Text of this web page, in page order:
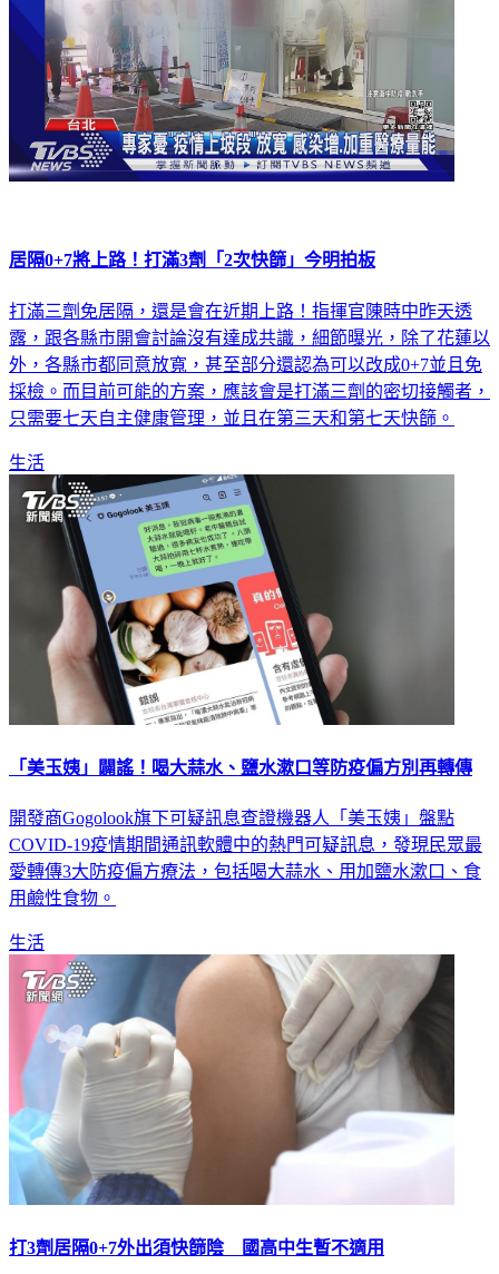
居隔0+7將上路！打滿3劑「2次快篩」今明拍板
打滿三劑免居隔，還是會在近期上路！指揮官陳時中昨天透
露，跟各縣市開會討論沒有達成共識，細節曝光，除了花蓮以
外，各縣市都同意放寬，甚至部分還認為可以改成0+7並且免
採檢。而目前可能的方案，應該會是打滿三劑的密切接觸者，
只需要七天自主健康管理，並且在第三天和第七天快篩。
生活
「美玉姨」闢謠！喝大蒜水、鹽水漱口等防疫偏方別再轉傳
開發商Gogolook旗下可疑訊息查證機器人「美玉姨」盤點
COVID-19疫情期間通訊軟體中的熱門可疑訊息，發現民眾最
愛轉傳3大防疫偏方療法，包括喝大蒜水、用加鹽水漱口、食
用鹼性食物。
生活
打3劑居隔0+7外出須快篩陰 國高中生暫不適用